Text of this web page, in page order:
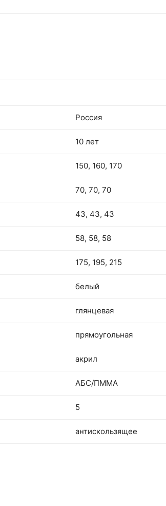
Россия
10 лет
150, 160, 170
70, 70, 70
43, 43, 43
58, 58, 58
175, 195, 215
белый
глянцевая
прямоугольная
акрил
АБС/ПММА
5
антискользящее